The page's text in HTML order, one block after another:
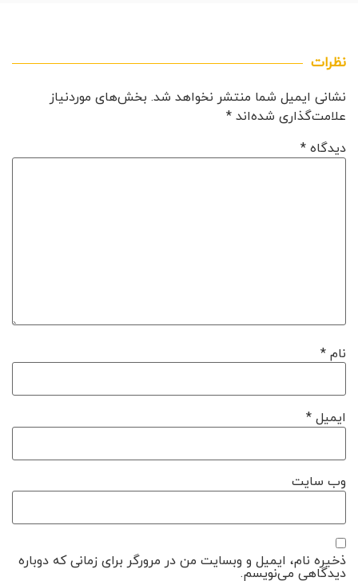
نظرات
نشانی ایمیل شما منتشر نخواهد شد. بخش‌های موردنیاز
علامت‌گذاری شده‌اند *
دیدگاه *
نام *
ایمیل *
وب‌ سایت
ذخیره نام، ایمیل و وبسایت من در مرورگر برای زمانی که دوباره
دیدگاهی می‌نویسم.